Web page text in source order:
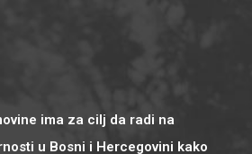
ima za cilj da radi na
u Bosni i Hercegovini kako